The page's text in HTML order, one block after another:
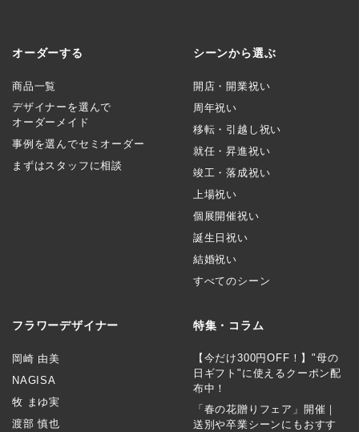
オーダーする
商品一覧
デザイナーを選んで
オーダーメイド
事例を選んでセミオーダー
まずはスタッフに相談
シーンから選ぶ
開店・開業祝い
周年祝い
移転・引越し祝い
就任・昇進祝い
竣工・落成祝い
上場祝い
個展開催祝い
誕生日祝い
結婚祝い
すべてのシーン
フラワーデザイナー
岡崎 由美
NAGISA
牧 まゆ実
渡部 慎也
特集・コラム
【今だけ300円OFF！】"母の
日ギフト"に使えるクーポン配
布中！
「春の花贈りフェア」開催｜
送別や卒業シーンにもおすす